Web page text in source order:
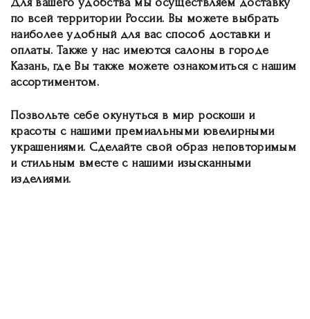
по всей территории России. Вы можете выбрать
наиболее удобный для вас способ доставки и
оплаты. Также у нас имеются салоны в городе
Казань, где Вы также можете ознакомиться с нашим
ассортиментом.
Позвольте себе окунуться в мир роскоши и
красоты с нашими премиальными ювелирными
украшениями. Сделайте свой образ неповторимым
и стильным вместе с нашими изысканными
изделиями.